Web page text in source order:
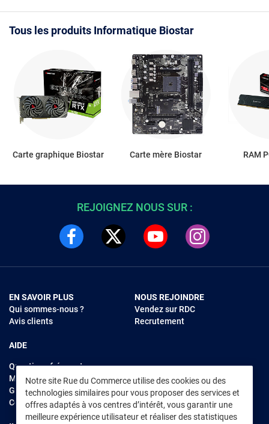
Tous les produits Informatique Biostar
Carte graphique Biostar Carte mère Biostar RAM
REJOIGNEZ NOUS SUR :
EN SAVOIR PLUS
Qui sommes-nous ?
Avis clients
AIDE
Questions fréquentes
Modes de règlements
Garantie et retours
Contacter Rue du Commerce
NOUS REJOINDRE
Vendez sur RDC
Recrutement
Notre site Rue du Commerce utilise des cookies ou des
technologies similaires pour vous proposer des services et
offres adaptés à vos centres d’intérêt, vous garantir une
meilleure expérience utilisateur et réaliser des statistiques